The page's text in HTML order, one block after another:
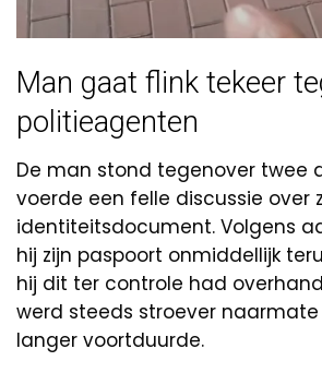
Man gaat flink tekeer
politieagenten
De man stond tegenover twee
voerde een felle discussie over
identiteitsdocument. Volgens
hij zijn paspoort onmiddellijk
hij dit ter controle had
werd steeds stroever
langer voortduurde.